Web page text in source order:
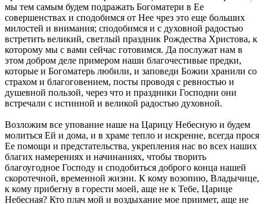
мы тем самым будем подражать Богоматери в Ее
совершенствах и сподобимся от Нее чрез это еще больших
милостей и внимания; сподобимся и с духовной радостью
встретить великий, светлый праздник Рождества Христова, к
которому мы с вами сейчас готовимся. Да послужат нам в
этом добром деле примером наши благочестивые предки,
которые и Богоматерь любили, и заповеди Божии хранили со
страхом и благоговением, посты проводя с ревностью и
душевной пользой, через что и праздники Господни они
встречали с истинной и великой радостью духовной.
Возложим все упование наше на Царицу Небесную и будем
молиться Ей и дома, и в храме тепло и искренне, всегда прося
Ее помощи и предстательства, укрепления нас во всех наших
благих намерениях и начинаниях, чтобы творить
благоугодное Господу и сподобиться доброго конца нашей
скоротечной, временной жизни. К кому возопию, Владычице,
к кому прибегну в горести моей, аще не к Тебе, Царице
Небесная? Кто плач мой и воздыхание мое приимет, аще не